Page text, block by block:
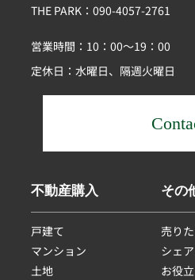
THE PARK：090-4057-2761
営業時間：10：00～19：00
定休日：水曜日、隔週火曜日
不動産購入
戸建て
マンション
土地
その
売り
シェ
お役